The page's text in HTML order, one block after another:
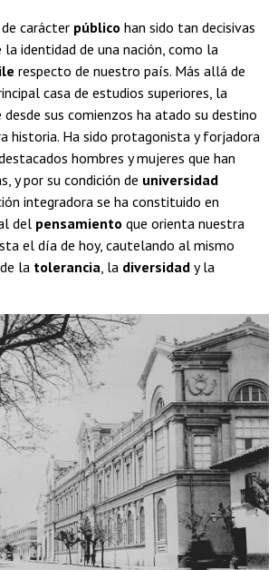
carácter público han sido tan decisivas
la identidad de una nación, como la
respecto de nuestro país. Más allá de
casa de estudios superiores, la
desde sus comienzos ha atado su destino
historia. Ha sido protagonista y forjadora
hombres y mujeres que han
y por su condición de universidad
integradora se ha constituido en
del pensamiento que orienta nuestra
el día de hoy, cautelando al mismo
la tolerancia, la diversidad y la